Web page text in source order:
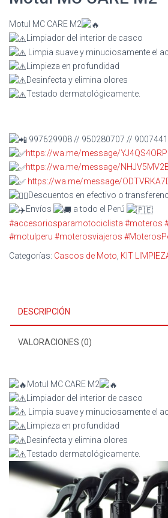
Motul MC CARE M2
Limpiador del interior de casco
Limpia suave y minuciosamente el
Limpieza en profundidad
Desinfecta y elimina olores
Testado dermatológicamente.
997629908 // 950280707 //
https://wa.me/message/
https://wa.me/message/
https://wa.me/message/
Descuentos en efectivo o
Envíos
a todo el Perú
#accesoriosparamotociclista #moteros
#motulperu #moterosviajeros
Categorías: Cascos de Moto KIT
DESCRIPCIÓN
VALORACIONES (0)
Motul MC CARE M2
Limpiador del interior de casco
Limpia suave y minuciosamente el
Limpieza en profundidad
Desinfecta y elimina olores
Testado dermatológicamente.